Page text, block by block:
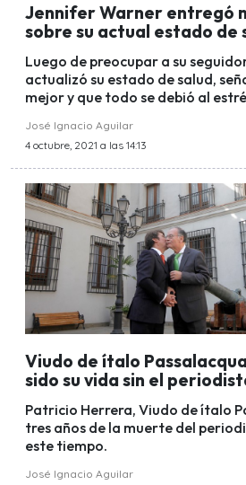
Jennifer Warner entregó
sobre su actual estado de
Luego de preocupar a su
actualizó su estado de salud,
mejor y que todo se debió al
José Ignacio Aguilar
4 octubre, 2021 a las 14:13
Viudo de ítalo
sido su vida sin el
Patricio Herrera, Viudo de ítalo
tres años de la muerte del
este tiempo.
José Ignacio Aguilar